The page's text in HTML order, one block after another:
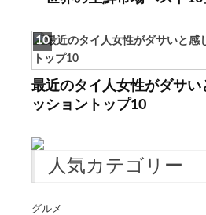
最近のタイ人女性がダサい
ッショントップ10
人気カテゴリー
グルメ